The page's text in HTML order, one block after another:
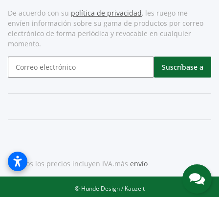
De acuerdo con su política de privacidad, les ruego me
envíen información sobre su gama de productos por correo
electrónico de forma periódica y revocable en cualquier
momento.
Suscríbase a
* Todos los precios incluyen IVA.más envío
© Hunde Design / Kauzeit